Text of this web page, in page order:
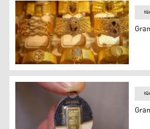
Altın piyasası hareketli